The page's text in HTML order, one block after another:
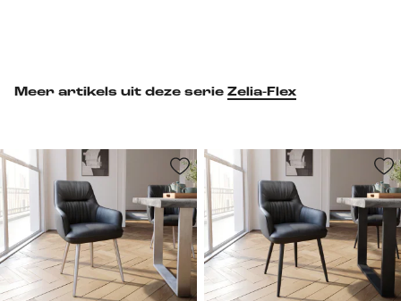
Meer artikels uit deze serie Zelia-Flex